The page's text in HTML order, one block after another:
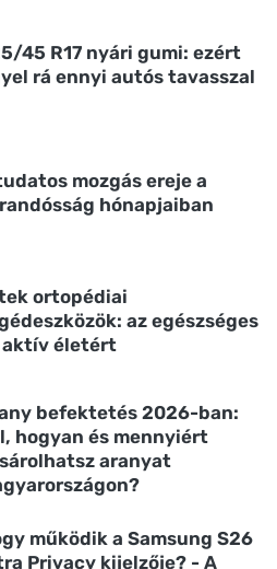
45 R17 nyári gumi: ezért
rá ennyi autós tavasszal
mozgás ereje a
hónapjaiban
ortopédiai
az egészséges
aktív életért
befektetés 2026-ban:
hogyan és mennyiért
aranyat
működik a Samsung S26
Privacy kijelzője? - A